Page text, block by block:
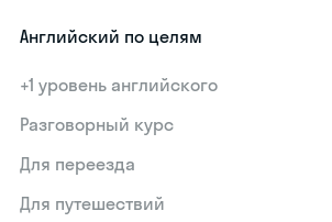
Английский по целям
+1 уровень английского
Разговорный курс
Для переезда
Для путешествий